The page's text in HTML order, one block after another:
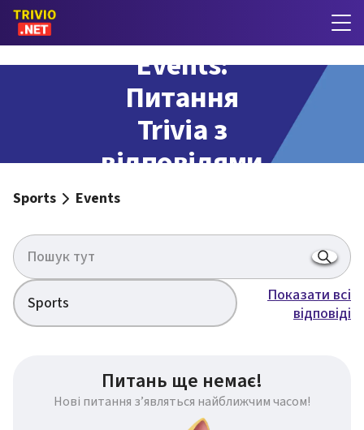
Events:
Питання
Trivia з
відповідями
Sports Events
Sports
Показати всі
відповіді
Питань ще немає!
Нові питання з’являться найближчим часом!